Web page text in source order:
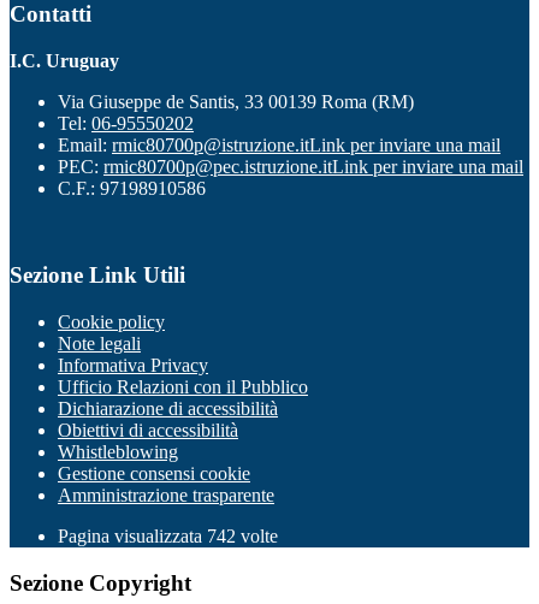
Contatti
I.C. Uruguay
Via Giuseppe de Santis, 33 00139 Roma (RM)
Tel: 06-95550202
Email: rmic80700p@istruzione.itLink per inviare una mail
PEC: rmic80700p@pec.istruzione.itLink per inviare una mail
C.F.: 97198910586
Sezione Link Utili
Cookie policy
Note legali
Informativa Privacy
Ufficio Relazioni con il Pubblico
Dichiarazione di accessibilità
Obiettivi di accessibilità
Whistleblowing
Gestione consensi cookie
Amministrazione trasparente
Pagina visualizzata 742 volte
Sezione Copyright